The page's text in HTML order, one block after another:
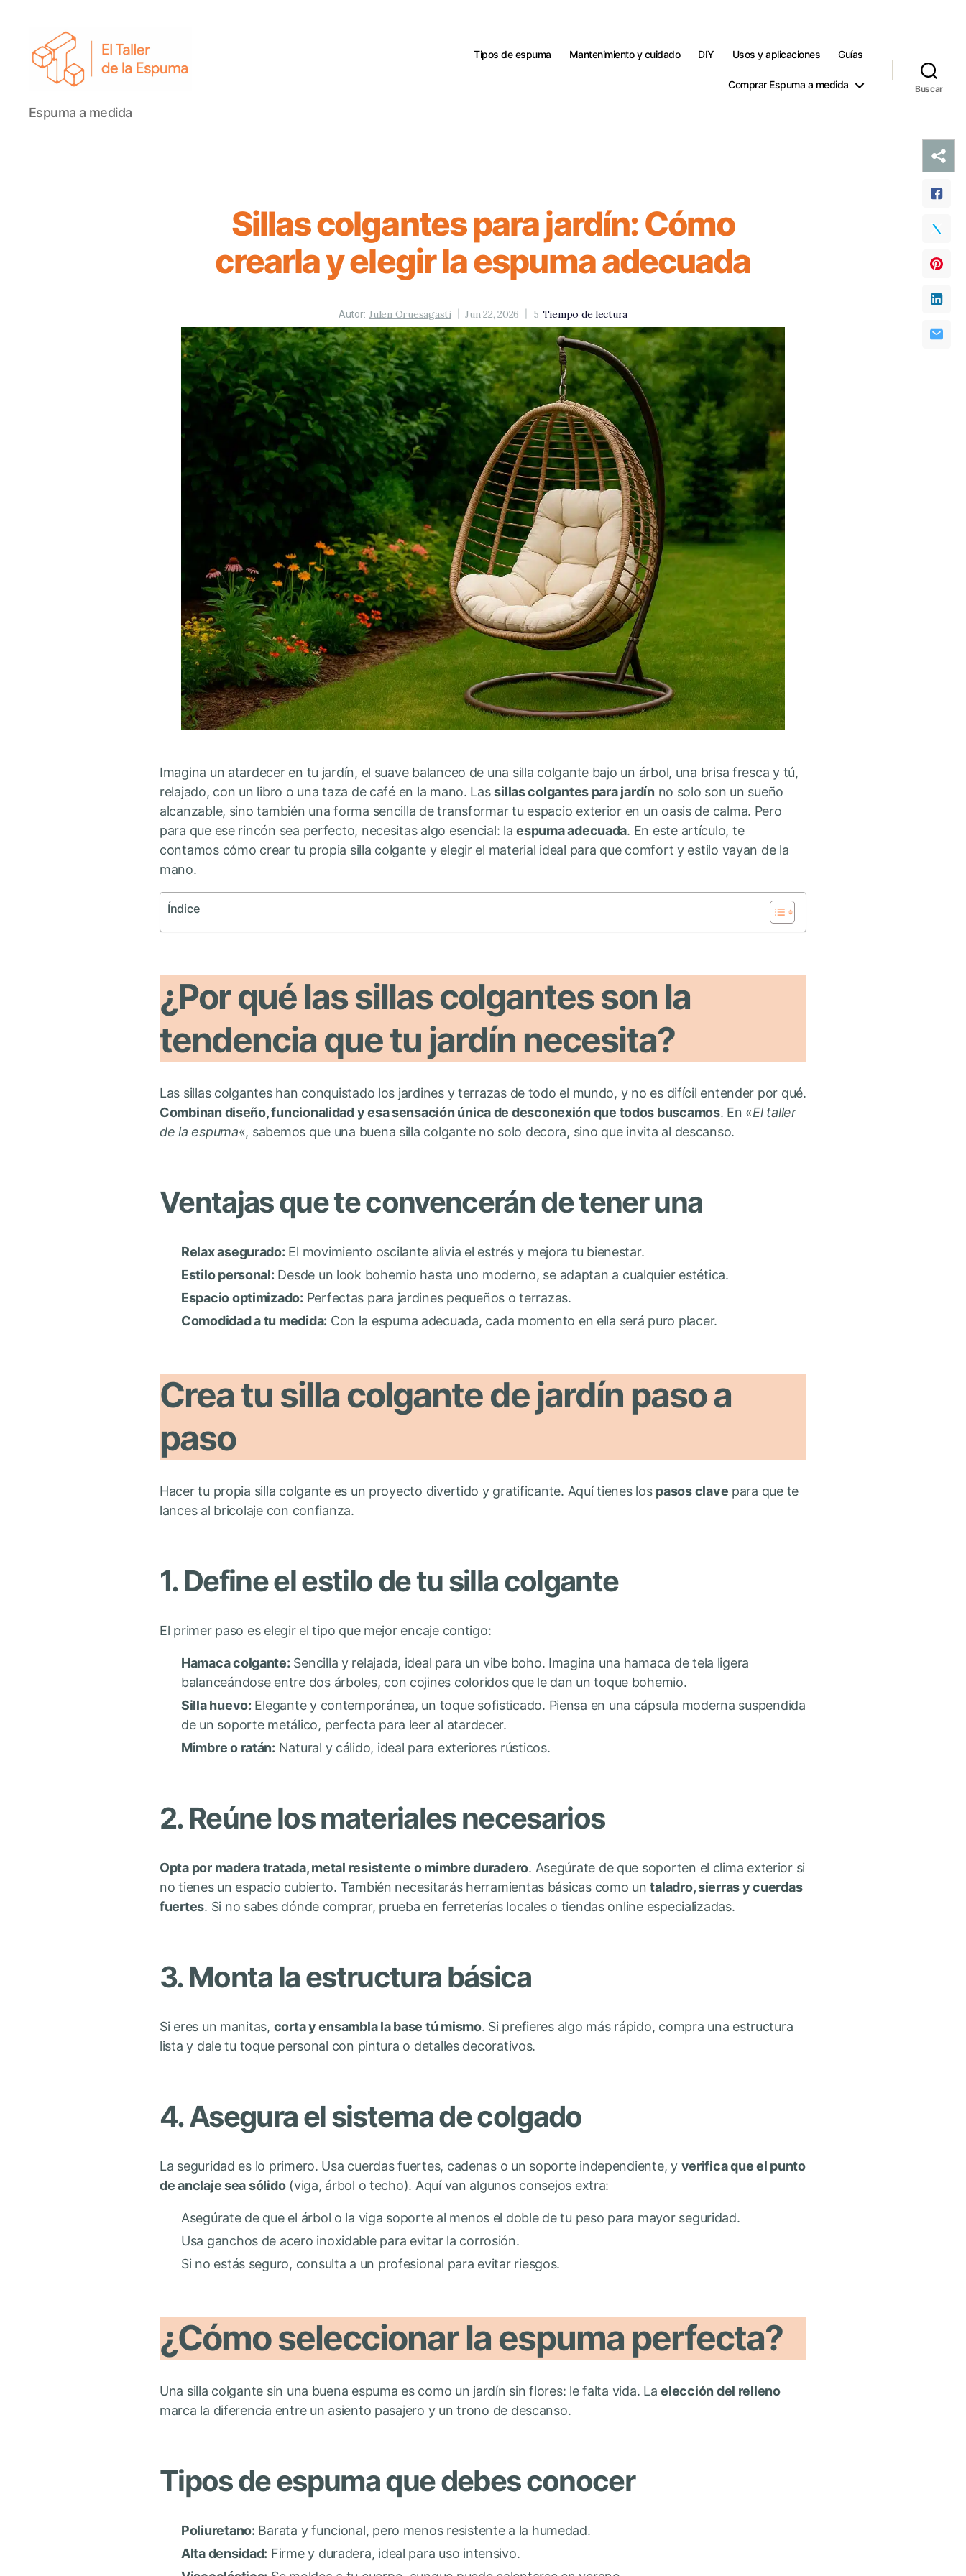
El
Taller
Espuma a medida
Tipos de espuma Mantenimiento y cuidado DIY Usos y aplicaciones Guías
Comprar Espuma a medida Buscar
Sillas colgantes para jardín: Cómo
crearla y elegir la espuma adecuada
Autor: Julen Oruesagasti Jun 22, 2026 5 Tiempo de lectura
Imagina un atardecer en tu jardín, el suave balanceo de una silla colgante bajo un árbol, una brisa fresca y tú,
relajado, con un libro o una taza de café en la mano. Lassillas colgantes para jardín no solo son un sueño
alcanzable, sino también una forma sencilla de transformar tu espacio exterior en un oasis de calma. Pero
para que ese rincón sea perfecto, necesitas algo esencial: laespuma adecuada. En este artículo, te
contamos cómo crear tu propia silla colgante y elegir el material ideal para que comfort y estilo vayan de la
mano.
Índice
¿Por qué las sillas colgantes son la
tendencia que tu jardín necesita?
Las sillas colgantes han conquistado los jardines y terrazas de todo el mundo, y no es difícil entender por qué.
Combinan diseño, funcionalidad y esa sensación única de desconexión que todos buscamos. En «El taller
de la espuma«, sabemos que una buena silla colgante no solo decora, sino que invita al descanso.
Ventajas que te convencerán de tener una
Relax asegurado: El movimiento oscilante alivia el estrés y mejora tu bienestar.
Estilo personal: Desde un look bohemio hasta uno moderno, se adaptan a cualquier estética.
Espacio optimizado: Perfectas para jardines pequeños o terrazas.
Comodidad a tu medida: Con la espuma adecuada, cada momento en ella será puro placer.
Crea tu silla colgante de jardín paso a
paso
Hacer tu propia silla colgante es un proyecto divertido y gratificante. Aquí tienes los pasos clave para que te
lances al bricolaje con confianza.
1. Define el estilo de tu silla colgante
El primer paso es elegir el tipo que mejor encaje contigo:
Hamaca colgante: Sencilla y relajada, ideal para un vibe boho. Imagina una hamaca de tela ligera
balanceándose entre dos árboles, con cojines coloridos que le dan un toque bohemio.
Silla huevo: Elegante y contemporánea, un toque sofisticado. Piensa en una cápsula moderna suspendida
de un soporte metálico, perfecta para leer al atardecer.
Mimbre o ratán: Natural y cálido, ideal para exteriores rústicos.
2. Reúne los materiales necesarios
Opta por madera tratada, metal resistente o mimbre duradero. Asegúrate de que soporten el clima exterior si
no tienes un espacio cubierto. También necesitarás herramientas básicas como untaladro, sierras y cuerdas
fuertes. Si no sabes dónde comprar, prueba en ferreterías locales o tiendas online especializadas.
3. Monta la estructura básica
Si eres un manitas, corta y ensambla la base tú mismo. Si prefieres algo más rápido, compra una estructura
lista y dale tu toque personal con pintura o detalles decorativos.
4. Asegura el sistema de colgado
La seguridad es lo primero. Usa cuerdas fuertes, cadenas o un soporte independiente, y verifica que el punto
de anclaje sea sólido(viga, árbol o techo). Aquí van algunos consejos extra:
Asegúrate de que el árbol o la viga soporte al menos el doble de tu peso para mayor seguridad.
Usa ganchos de acero inoxidable para evitar la corrosión.
Si no estás seguro, consulta a un profesional para evitar riesgos.
¿Cómo seleccionar la espuma perfecta?
Una silla colgante sin una buena espuma es como un jardín sin flores: le falta vida. Laelección del relleno
marca la diferencia entre un asiento pasajero y un trono de descanso.
Tipos de espuma que debes conocer
Poliuretano: Barata y funcional, pero menos resistente a la humedad.
Alta densidad: Firme y duradera, ideal para uso intensivo.